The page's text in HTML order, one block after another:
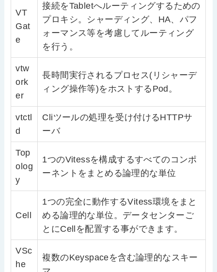
VT
Gat
e
接続をTabletへルーティングするための
プロキシ。シャーディング、HA、パフ
ォーマンス等を考慮してルーティング
を行う。
vtw
ork
er
長時間実行されるプロセス(リシャーデ
ィング操作等)をホストするPod。
vtctl
d
Cliツールの処理を受け付けるHTTPサ
ーバ
Top
olog
y
1つのVitessを構成するすべてのコンポ
ーネントをまとめる論理的な単位
Cell
1つの完全に動作するVitess環境をまと
める論理的な単位。データセンターご
とにCellを配置する事ができます。
VSc
he
複数のKeyspaceを含む論理的なスキー